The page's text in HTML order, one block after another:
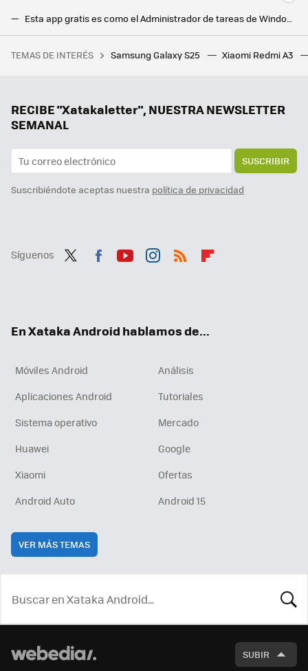
Esta app gratis es como el Administrador de tareas de Windows, pero para tu móvil Android
Con estas luces de Navidad, serás la envidia de todos tus vecinos este año
TEMAS DE INTERÉS Samsung Galaxy S25 Xiaomi Redmi A3
RECIBE "Xatakaletter", NUESTRA NEWSLETTER
SEMANAL
SUSCRIBIR
Suscribiéndote aceptas nuestra política de privacidad
Síguenos
En Xataka Android hablamos de...
Móviles Android
Análisis
Aplicaciones Android
Tutoriales
Sistema operativo
Mercado
Huawei
Google
Xiaomi
Ofertas
Android Auto
Android 15
VER MÁS TEMAS
SUBIR